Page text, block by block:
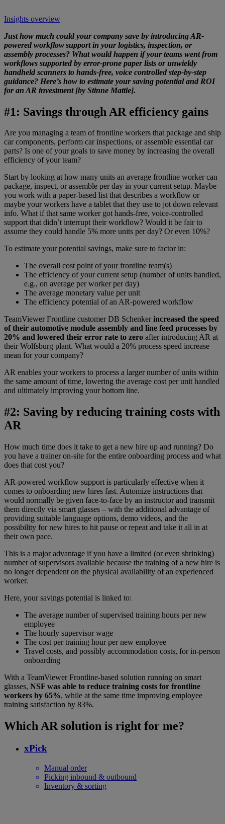
Insights overview
Just how much could your company save by introducing AR-
powered workflow support in your logistics, inspection, or
assembly processes? What would happen if your teams went from
workflows supported by error-prone paper lists or unwieldy
handheld scanners to hands-free, voice controlled step-by-step
guidance? Here’s how to estimate your saving potential and ROI
for an AR investment [by Stinne Mattle].
#1: Savings through AR efficiency gains
Are you managing a team of frontline workers that package and ship
car components, perform car inspections, or assemble essential car
parts? Is one of your goals to save money by increasing the overall
efficiency of your team?
Start by looking at how many units an average frontline worker can
package, inspect, or assemble per day in your current setup. Maybe
you work with a paper-based list that describes a workflow or
maybe your workers have a tablet that they use to jot down relevant
info. What if that same worker got hands-free, voice-controlled
support that didn’t interrupt their workflow? Would it be fair to
assume they could handle 5% more units per day? Or even 10%?
To estimate your potential savings, make sure to factor in:
The overall cost point of your frontline team(s)
The efficiency of your current setup (number of units handled,
e.g., on average per worker per day)
The average monetary value per unit
The efficiency potential of an AR-powered workflow
TeamViewer Frontline customer DB Schenkerincreased the speed
of their automotive module assembly and line feed processes by
20% and lowered their error rate to zero after introducing AR at
their Wolfsburg plant. What would a 20% process speed increase
mean for your company?
AR enables your workers to process a larger number of units within
the same amount of time, lowering the average cost per unit handled
and ultimately improving your bottom line.
#2: Saving by reducing training costs with
AR
How much time does it take to get a new hire up and running? Do
you have a trainer on-site for the entire onboarding process and what
does that cost you?
AR-powered workflow support is particularly effective when it
comes to onboarding new hires fast. Automize instructions that
would normally be given face-to-face by an instructor and transmit
them directly via smart glasses – with the additional advantage of
providing suitable language options, demo videos, and the
possibility for new hires to hit pause or repeat and take it all in at
their own pace.
This is a major advantage if you have a limited (or even shrinking)
number of supervisors available because the training of a new hire is
no longer dependent on the physical availability of an experienced
worker.
Here, your savings potential is linked to:
The average number of supervised training hours per new
employee
The hourly supervisor wage
The cost per training hour per new employee
Travel costs, and possibly accommodation costs, for in-person
onboarding
With a TeamViewer Frontline-based solution running on smart
glasses, NSF was able to reduce training costs for frontline
workers by 65%, while at the same time improving employee
training satisfaction by 83%.
Which AR solution is right for me?
xPick
Manual order
Picking inbound & outbound
Inventory & sorting